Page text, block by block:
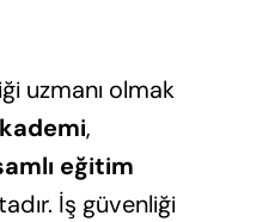
uzmanı olmak
,
eğitim
İş güvenliği